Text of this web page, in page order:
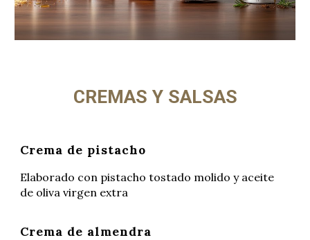
CREMAS Y SALSAS
Crema de pistacho
Elaborado con pistacho tostado molido y aceite
de oliva virgen extra
Crema de almendra